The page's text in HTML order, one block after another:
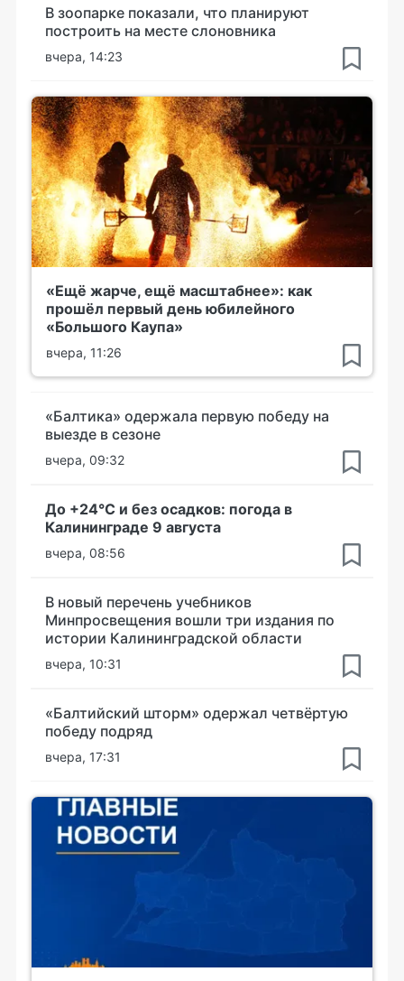
В зоопарке показали, что планируют
построить на месте слоновника
вчера, 14:23
«Ещё жарче, ещё масштабнее»: как
прошёл первый день юбилейного
«Большого Каупа»
вчера, 11:26
«Балтика» одержала первую победу на
выезде в сезоне
вчера, 09:32
До +24°С и без осадков: погода в
Калининграде 9 августа
вчера, 08:56
В новый перечень учебников
Минпросвещения вошли три издания по
истории Калининградской области
вчера, 10:31
«Балтийский шторм» одержал четвёртую
победу подряд
вчера, 17:31